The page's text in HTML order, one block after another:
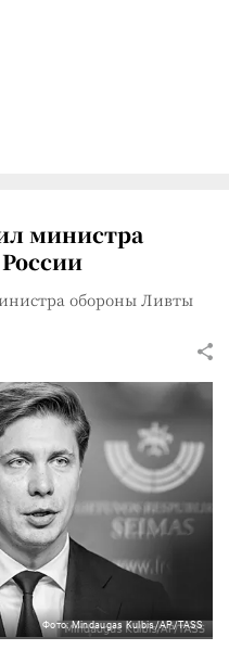
министра
обороны Ливты
Фото: Mindaugas Kulbis/AP/TASS